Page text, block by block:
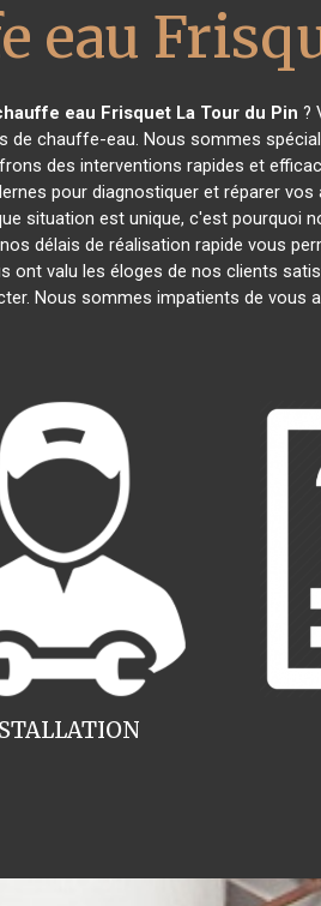
eau
eau Frisquet La Tour du Pin ?
chauffe-eau. Nous sommes
des interventions rapides et
pour diagnostiquer et réparer
situation est unique, c'est pourquoi
délais de réalisation rapide vous
ont valu les éloges de nos clients
Nous sommes impatients de vous